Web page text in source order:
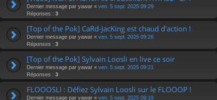
Dernier message par yawar « ven. 5 sept. 2025 09:29
Réponses : 3
[Top of the Pok] CaRd-JacKing est chaud d'action !
Dernier message par yawar « ven. 5 sept. 2025 09:26
Réponses : 3
[Top of the Pok] Sylvain Loosli en live ce soir
Dernier message par yawar « ven. 5 sept. 2025 09:21
Réponses : 3
FLOOOSLI : Défiez Sylvain Loosli sur le FLOOOP !
Dernier message par yawar « ven. 5 sept. 2025 09:19